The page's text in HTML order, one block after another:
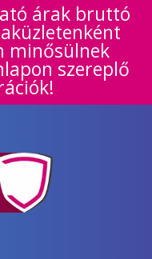
árak bruttó
minősülnek
szereplő